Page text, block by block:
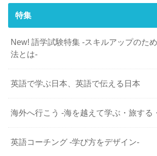
特集
New! 語学試験特集 -スキルアップのた
法とは-
英語で学ぶ日本、英語で伝える日本
海外へ行こう -海を越えて学ぶ・旅する
英語コーチング -学び方をデザイン-